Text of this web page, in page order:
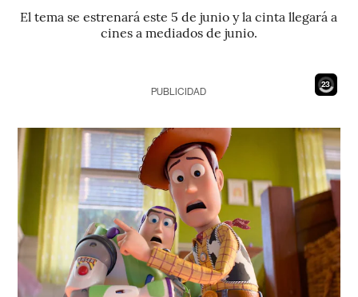
El tema se estrenará este 5 de junio y la cinta llegará a
cines a mediados de junio.
21
PUBLICIDAD